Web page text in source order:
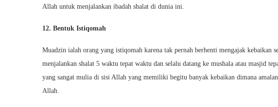
Allah untuk menjalankan ibadah shalat di dunia ini.
12. Bentuk Istiqomah
Muadzin ialah orang yang istiqomah karena tak pernah berhenti mengajak kebaikan
menjalankan shalat 5 waktu tepat waktu dan selalu datang ke mushala atau masjid
yang sangat mulia di sisi Allah yang memiliki begitu banyak kebaikan dimana
Allah.